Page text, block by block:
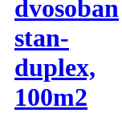
dvosoban
stan-
duplex,
100m2